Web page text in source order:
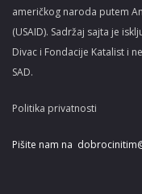
američkog naroda putem
(USAID). Sadržaj sajta je
Divac i Fondacije Katalist i
SAD.
Politika privatnosti
Pišite nam na